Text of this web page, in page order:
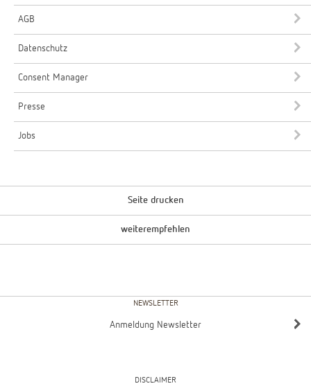
AGB
Datenschutz
Consent Manager
Presse
Jobs
Seite drucken
weiterempfehlen
NEWSLETTER
Anmeldung Newsletter
DISCLAIMER